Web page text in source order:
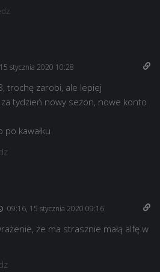
stycznia 2020 10:28
trochę zarobi, ale lepiej
tydzień nowy sezon, nowe konto
kawałku
09:16, 15 stycznia 2020 09:16
że ma strasznie małą alfę w